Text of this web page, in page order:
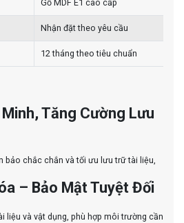
Gỗ MDF E1 cao cấp
Nhận đặt theo yêu cầu
12 tháng theo tiêu chuẩn
Tăng Cường Lưu
bảo chắc chắn và tối ưu lưu trữ tài liệu,
– Bảo Mật Tuyệt Đối
liệu và vật dụng, phù hợp môi trường cần